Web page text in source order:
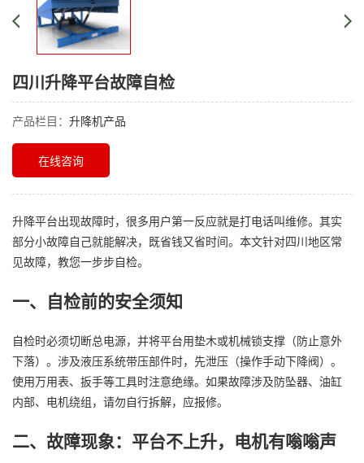
四川升降平台故障自检
产品栏目： 升降机产品
在线咨询
升降平台出现故障时，很多用户第一反应就是打电话叫维修。其实
部分小故障自己就能解决，既省钱又省时间。本文针对四川地区常
见故障，教您一步步自检。
一、自检前的安全须知
自检时必须切断总电源，并将平台用垫木或机械锁支撑（防止意外
下落）。涉及液压系统带压部件时，先泄压（操作手动下降阀）。
使用万用表、扳手等工具时注意绝缘。如果故障涉及防坠器、油缸
内部、电机绕组，请勿自行拆解，应报修。
二、故障现象：平台不上升，电机有嗡嗡声